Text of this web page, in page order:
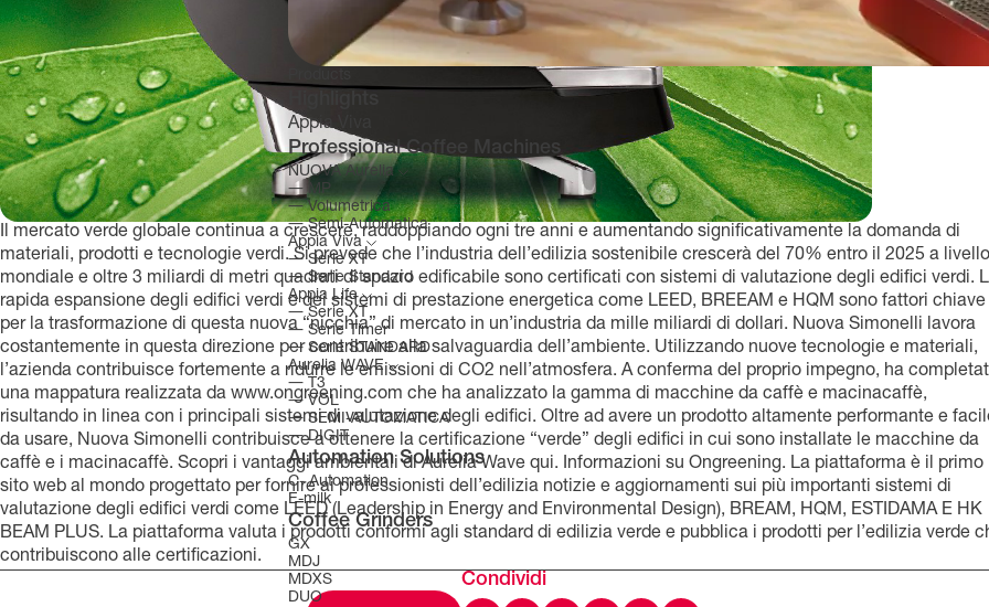
Appia Viva
Professional Coffee Machines
NUOVA Aurelia
― MP
―Volumetrica
―Semi-Automatica
Appia Viva
―Serie XT
―Serie Standard
Appia Life
―Serie XT
― Serie Timer
―Serie STANDARD
Aurelia WAVE
― T3
―VOL
―SEMI-AUTOMATICA
―DIGIT
Automation Solutions
C- Automation
E-milk
Coffee Grinders
GX
MDJ
MDXS
DUO
Il mercato verde globale continua a crescere, raddoppiando ogni tre anni e aumentando significativamente la domanda di
materiali, prodotti e tecnologie verdi. Si prevede che l’industria dell’edilizia sostenibile crescerà del 70% entro il 2025 a livello
mondiale e oltre 3 miliardi di metri quadrati di spazio edificabile sono certificati con sistemi di valutazione degli edifici verdi.
rapida espansione degli edifici verdi e dei sistemi di prestazione energetica come LEED, BREEAM e HQM sono fattori chiave
per la trasformazione di questa nuova “nicchia” di mercato in un’industria da mille miliardi di dollari. Nuova Simonelli lavora
costantemente in questa direzione per contribuire alla salvaguardia dell’ambiente. Utilizzando nuove tecnologie e materiali,
l’azienda contribuisce fortemente a ridurre le emissioni di CO2 nell’atmosfera. A conferma del proprio impegno, ha
una mappatura realizzata da www.ongreening.com che ha analizzato la gamma di macchine da caffè e macinacaffè,
risultando in linea con i principali sistemi di valutazione degli edifici. Oltre ad avere un prodotto altamente performante e
da usare, Nuova Simonelli contribuisce a ottenere la certificazione “verde” degli edifici in cui sono installate le macchine da
caffè e i macinacaffè. Scopri i vantaggi ambientali di Aurelia Wave qui. Informazioni su Ongreening. La piattaforma è il primo
sito web al mondo progettato per fornire ai professionisti dell’edilizia notizie e aggiornamenti sui più importanti sistemi di
valutazione degli edifici verdi come LEED (Leadership in Energy and Environmental Design), BREAM, HQM, ESTIDAMA E HK
BEAM PLUS. La piattaforma valuta i prodotti conformi agli standard di edilizia verde e pubblica i prodotti per l’edilizia verde
contribuiscono alle certificazioni.
Condividi